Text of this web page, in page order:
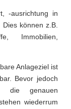
-ausrichtung in
Dies können z.B.
Immobilien,
Anlageziel ist
Bevor jedoch
die genauen
wiederrum